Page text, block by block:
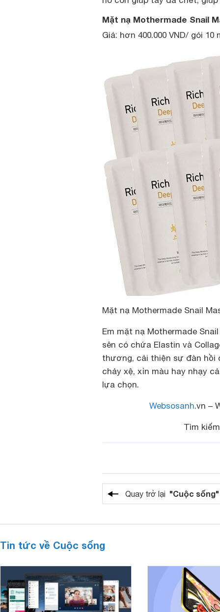
Mặt nạ Mothermade Snail
Giá: hơn 400.000 VND/ gói 10
Mặt nạ Mothermade Snail
Em mặt nạ Mothermade
sên có chứa Elastin và
thương, cải thiện sự đàn hồi
chảy xệ, xỉn màu hay nhạy
lựa chọn.
Websosanh.vn –
Tìm
Quay trở lại "Cuộc sống"
Tin tức về Cuộc sống